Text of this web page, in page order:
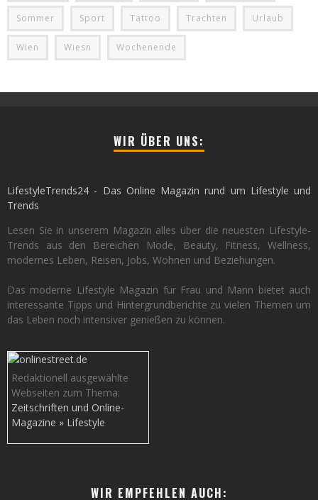
Sommer Sport Tattoo Trachten Urlaub
Wien Wiesn Wochenende
WIR ÜBER UNS:
LifestyleTrends24 - Das Online Magazin rund um Lifestyle und
Trends
Lesen Sie in unserem Magazin alles über die neuesten Lifestyle-
Trends aus den Bereichen Mode, Beauty, Fitness, Wellness,
modernes Leben, Reisen, Jobs, Wohnen und Beziehungen.
Das moderne Lifestyle Magazin für Frau und Mann bietet auch
interessante Tipps und Hintergrundberichte zu vielen Themen um
das Leben noch intensiver genießen zu können.
Redaktionell ausgewählte
Webseiten zum Thema:
Zeitschriften und Online-
Magazine » Lifestyle
WIR EMPFEHLEN AUCH: